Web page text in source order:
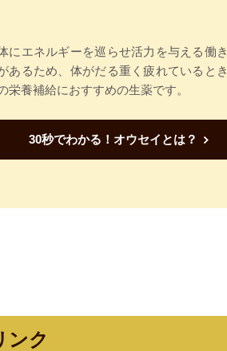
にエネルギーを巡らせ活力を与える働き
あるため、体がだる重く疲れているとき
栄養補給におすすめの生薬です。
30秒でわかる！オウセイとは？
ンク